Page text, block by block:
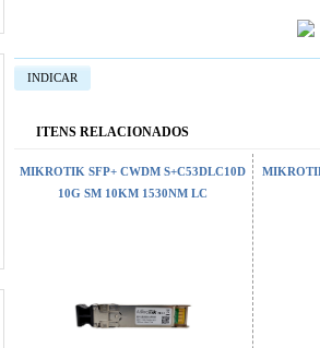
INDICAR
ITENS RELACIONADOS
MIKROTIK SFP+ CWDM S+C53DLC10D
10G SM 10KM 1530NM LC